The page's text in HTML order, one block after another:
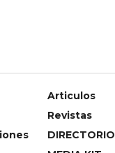
Articulos
Revistas
DIRECTORIO